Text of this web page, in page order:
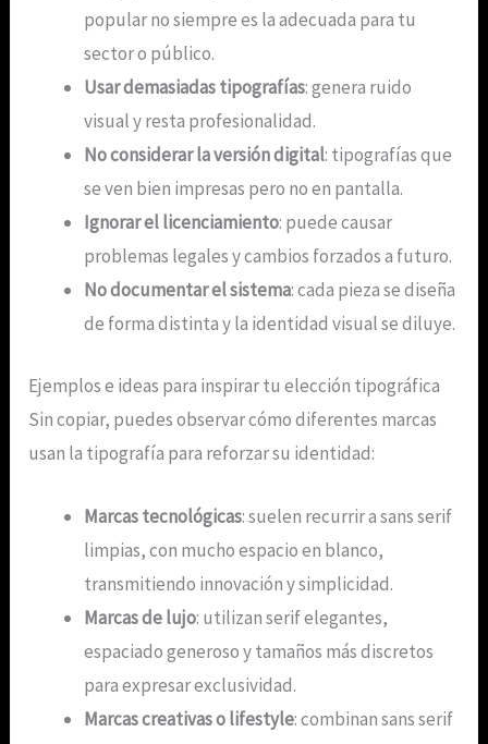
popular no siempre es la adecuada para tu
sector o público.
Usar demasiadas tipografías: genera ruido
visual y resta profesionalidad.
No considerar la versión digital: tipografías que
se ven bien impresas pero no en pantalla.
Ignorar el licenciamiento: puede causar
problemas legales y cambios forzados a futuro.
No documentar el sistema: cada pieza se diseña
de forma distinta y la identidad visual se diluye.
Ejemplos e ideas para inspirar tu elección tipográfica
Sin copiar, puedes observar cómo diferentes marcas
usan la tipografía para reforzar su identidad:
Marcas tecnológicas: suelen recurrir a sans serif
limpias, con mucho espacio en blanco,
transmitiendo innovación y simplicidad.
Marcas de lujo: utilizan serif elegantes,
espaciado generoso y tamaños más discretos
para expresar exclusividad.
Marcas creativas o lifestyle: combinan sans serif